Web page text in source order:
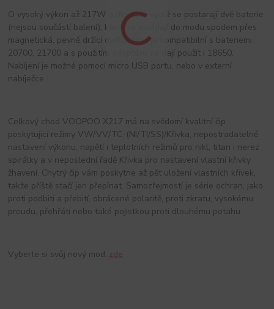
O vysoký výkon až 217W a dlouhou výdrž se postarají dvě baterie
(nejsou součástí balení), které se vkládají do modu spodem přes
magnetická, pevně držící dvířka. Mod je kompatibilní s bateriemi
20700, 21700 a s použitím adaptéru se dají použít i 18650.
Nabíjení je možné pomocí micro USB portu, nebo v externí
nabíječce.
Celkový chod VOOPOO X217 má na svědomí kvalitní čip
poskytující režimy VW/VV/TC-(NI/TI/SS)/Křivka, nepostradatelné
nastavení výkonu, napětí i teplotních režimů pro nikl, titan i nerez
spirálky a v neposlední řadě Křivka pro nastavení vlastní křivky
žhavení. Chytrý čip vám poskytne až pět uložení vlastních křivek,
takže příště stačí jen přepínat. Samozřejmostí je série ochran, jako
proti podbití a přebití, obrácené polaritě, proti zkratu, vysokému
proudu, přehřátí nebo také pojistkou proti dlouhému potahu.
Vyberte si svůj nový mod..zde